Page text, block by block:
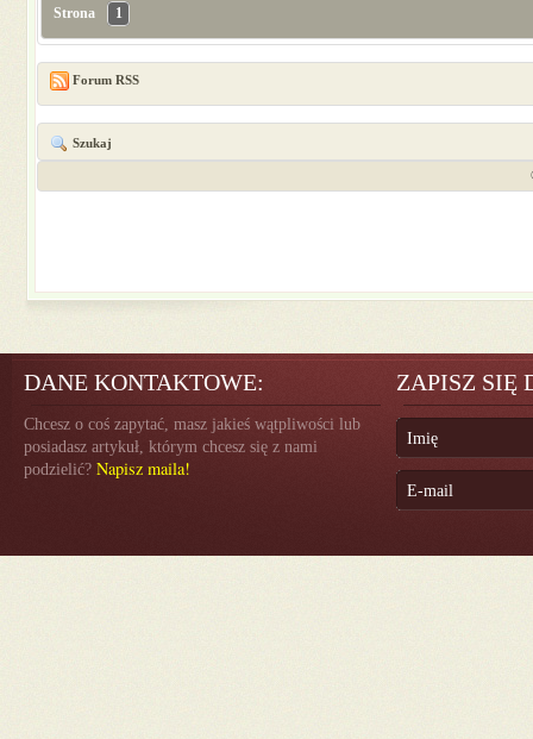
Strona 1
Forum RSS
Szukaj
DANE KONTAKTOWE:
Chcesz o coś zapytać, masz jakieś wątpliwości lub
posiadasz artykuł, którym chcesz się z nami
podzielić? Napisz maila!
ZAPISZ SIĘ